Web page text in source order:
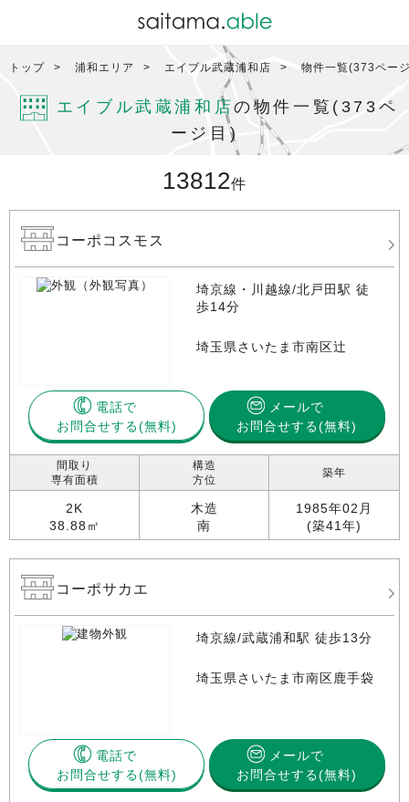
トップ 浦和エリア エイブル武蔵浦和店 物件一覧(373ペー
エイブル武蔵浦和店の物件一覧(373ペ
ージ目)
13812件
コーポコスモス
埼京線・川越線/北戸田駅 徒
歩14分
埼玉県さいたま市南区辻
電話で
お問合せする
メールで
お問合せする(無料)
間取り
専有面積
2K
38.88㎡
構造
方位
木造
南
築年
1985年02月
(築41年)
コーポサカエ
埼京線/武蔵浦和駅 徒歩13分
埼玉県さいたま市南区鹿手袋
電話で
お問合せする
メールで
お問合せする(無料)